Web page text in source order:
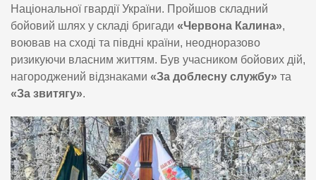
Національної гвардії України. Пройшов складний
бойовий шлях у складі бригади «Червона Калина»,
воював на сході та півдні країни, неодноразово
ризикуючи власним життям. Був учасником бойових дій,
нагороджений відзнаками «За доблесну службу» та
«За звитягу».